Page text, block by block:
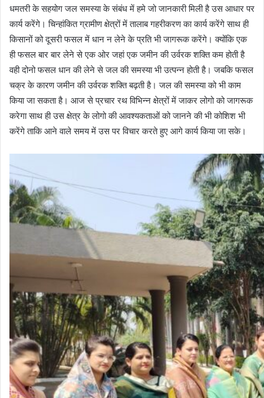
धमतरी के सहयोग जल समस्या के संबंध में हमे जो जानकारी मिली है उस आधार पर
कार्य करेंगे। चिन्हांकित ग्रामीण क्षेत्रों में तालाब गहरीकरण का कार्य करेंगे साथ ही
किसानों को दूसरी फसल में धान न लेने के प्रति भी जागरूक करेंगे। क्योंकि एक
ही फसल बार बार लेने से एक ओर जहां एक जमीन की उर्वरक शक्ति कम होती है
वही दोनो फसल धान की लेने से जल की समस्या भी उत्पन्न होती है। जबकि फसल
चक्र के कारण जमीन की उर्वरक शक्ति बढ़ती है। जल की समस्या को भी काम
किया जा सकता है। आज से प्रचार रथ विभिन्न क्षेत्रों में जाकर लोगो को जागरूक
करेगा साथ ही उस क्षेत्र के लोगो की आवश्यकताओं को जानने की भी कोशिश भी
करेंगे ताकि आने वाले समय में उस पर विचार करते हुए आगे कार्य किया जा सके।